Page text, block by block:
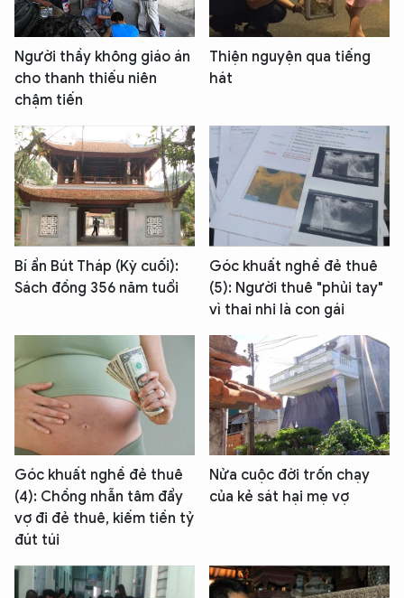
Người thầy không giáo án
cho thanh thiếu niên
chậm tiến
Thiện nguyện qua tiếng
hát
Bí ẩn Bút Tháp (Kỳ cuối):
Sách đồng 356 năm tuổi
Góc khuất nghề đẻ thuê
(5): Người thuê "phủi tay"
vì thai nhi là con gái
Góc khuất nghề đẻ thuê
(4): Chồng nhẫn tâm đẩy
vợ đi đẻ thuê, kiếm tiền tỷ
đút túi
Nửa cuộc đời trốn chạy
của kẻ sát hại mẹ vợ